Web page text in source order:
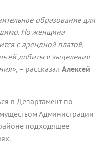
образование для
Но женщина
с арендной платой,
ей добиться выделения
, – рассказал Алексей
в Департамент по
Администрации
подходящее